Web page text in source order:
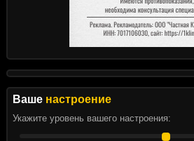
Ваше настроение
Укажите уровень вашего настроения: